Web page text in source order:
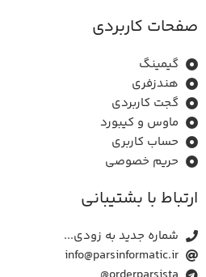
صفحات کاربردی
گیمینگ
هندزفری
گجت کاربردی
ماوس و ﮐﯿﺒﻮرد
حساب کاربری
حریم خصوصی
ارتباط با بشتیبانی
شماره جدید به زودی...
info@parsinformatic.ir